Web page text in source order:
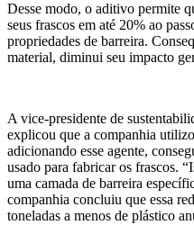
Desse modo, o aditivo permite
seus frascos em até 20% ao
propriedades de barreira.
material, diminui seu impacto
A vice-presidente de
explicou que a companhia
adicionando esse agente,
usado para fabricar os frascos.
uma camada de barreira
companhia concluiu que essa
toneladas a menos de plástico